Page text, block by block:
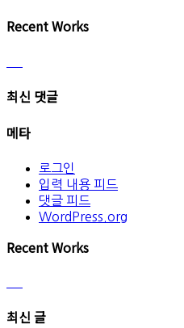
Recent Works
최신 댓글
메타
로그인
입력 내용 피드
댓글 피드
WordPress.org
Recent Works
최신 글